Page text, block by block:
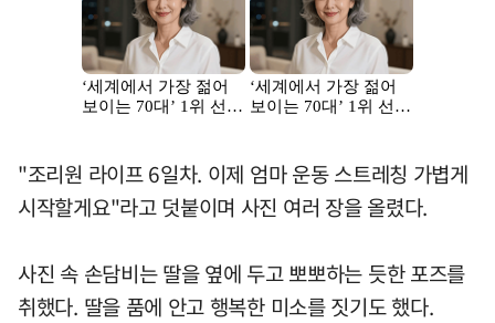
"조리원 라이프 6일차. 이제 엄마 운동 스트레칭 가볍게
시작할게요"라고 덧붙이며 사진 여러 장을 올렸다.
사진 속 손담비는 딸을 옆에 두고 뽀뽀하는 듯한 포즈를
취했다. 딸을 품에 안고 행복한 미소를 짓기도 했다.